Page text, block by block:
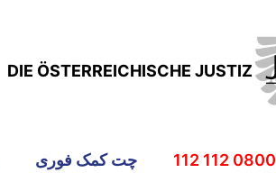
DIE ÖSTERREICHISCHE JUSTIZ
0800 112 112 چت کمک فوری